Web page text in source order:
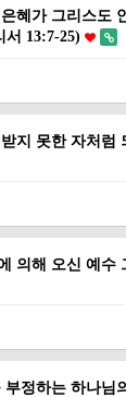
혜가 그리스도
13:7-25)
지 못한 자처럼
의해 오신 예수
정하는 하나님